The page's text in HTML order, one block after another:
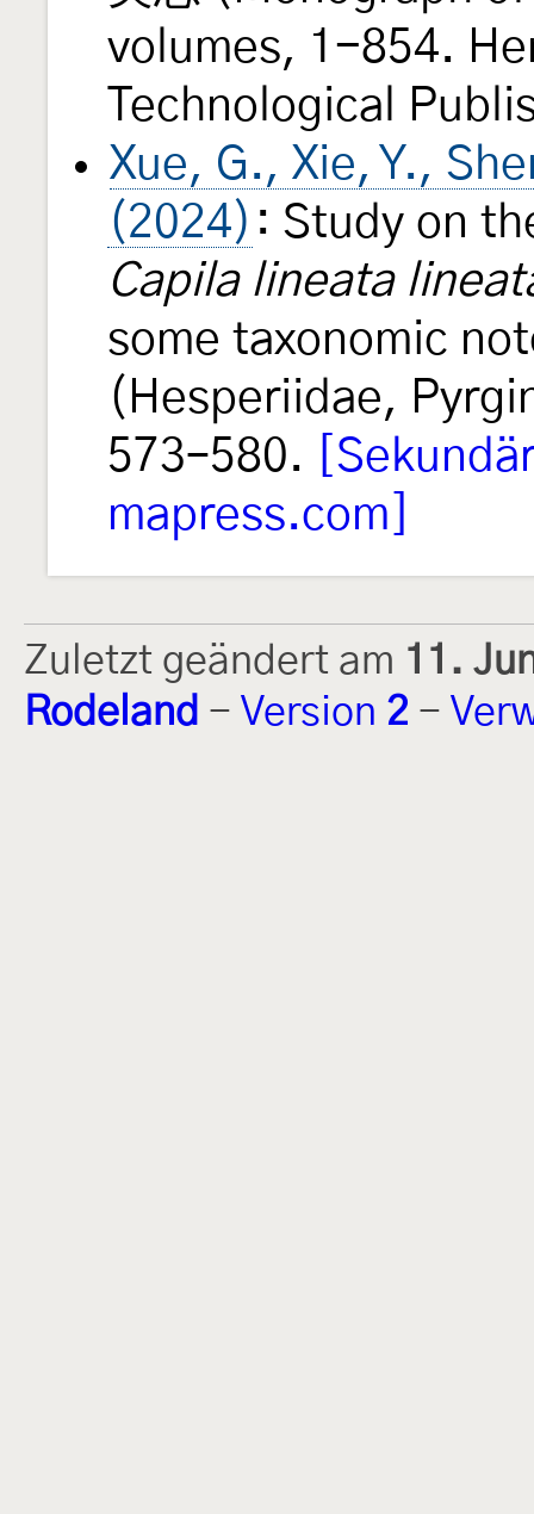
volumes, 1-854.
Technological
Xue, G., Xie, Y.,
(2024) : Study on
Capila lineata
some taxonomic
(Hesperiidae,
573–580.
mapress.com]
Zuletzt geändert am 11.
Rodeland - Version 2 -